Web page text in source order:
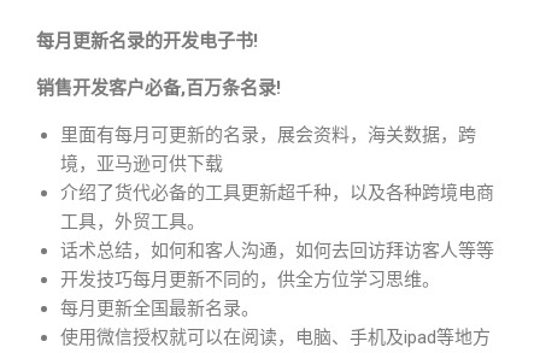
每月更新名录的开发电子书!
销售开发客户必备,百万条名录!
里面有每月可更新的名录，展会资料，海关数据，跨
境，亚马逊可供下载
介绍了货代必备的工具更新超千种，以及各种跨境电商
工具，外贸工具。
话术总结，如何和客人沟通，如何去回访拜访客人等等
开发技巧每月更新不同的，供全方位学习思维。
每月更新全国最新名录。
使用微信授权就可以在阅读，电脑、手机及ipad等地方